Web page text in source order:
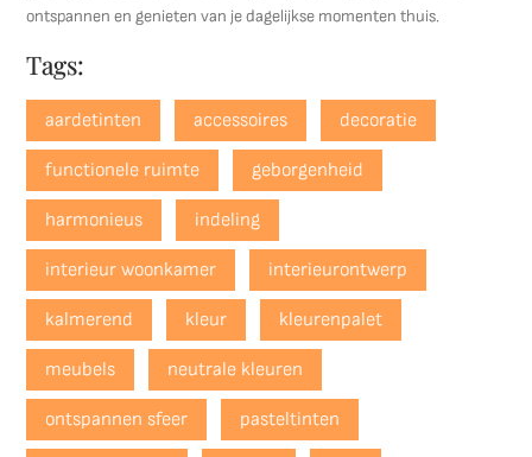
ontspannen en genieten van je dagelijkse momenten thuis.
Tags:
aardetinten accessoires decoratie
functionele ruimte geborgenheid
harmonieus indeling
interieur woonkamer interieurontwerp
kalmerend kleur kleurenpalet
meubels neutrale kleuren
ontspannen sfeer pasteltinten